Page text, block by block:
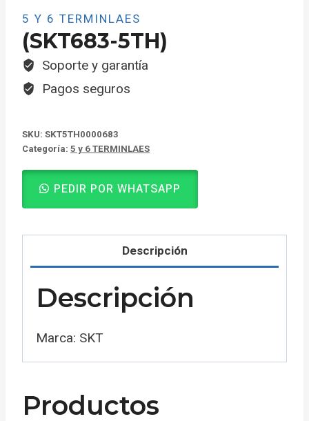
5 Y 6 TERMINLAES
(SKT683-5TH)
Soporte y garantía
Pagos seguros
SKU: SKT5TH0000683
Categoría: 5 y 6 TERMINLAES
PEDIR POR WHATSAPP
Descripción
Descripción
Marca: SKT
Productos